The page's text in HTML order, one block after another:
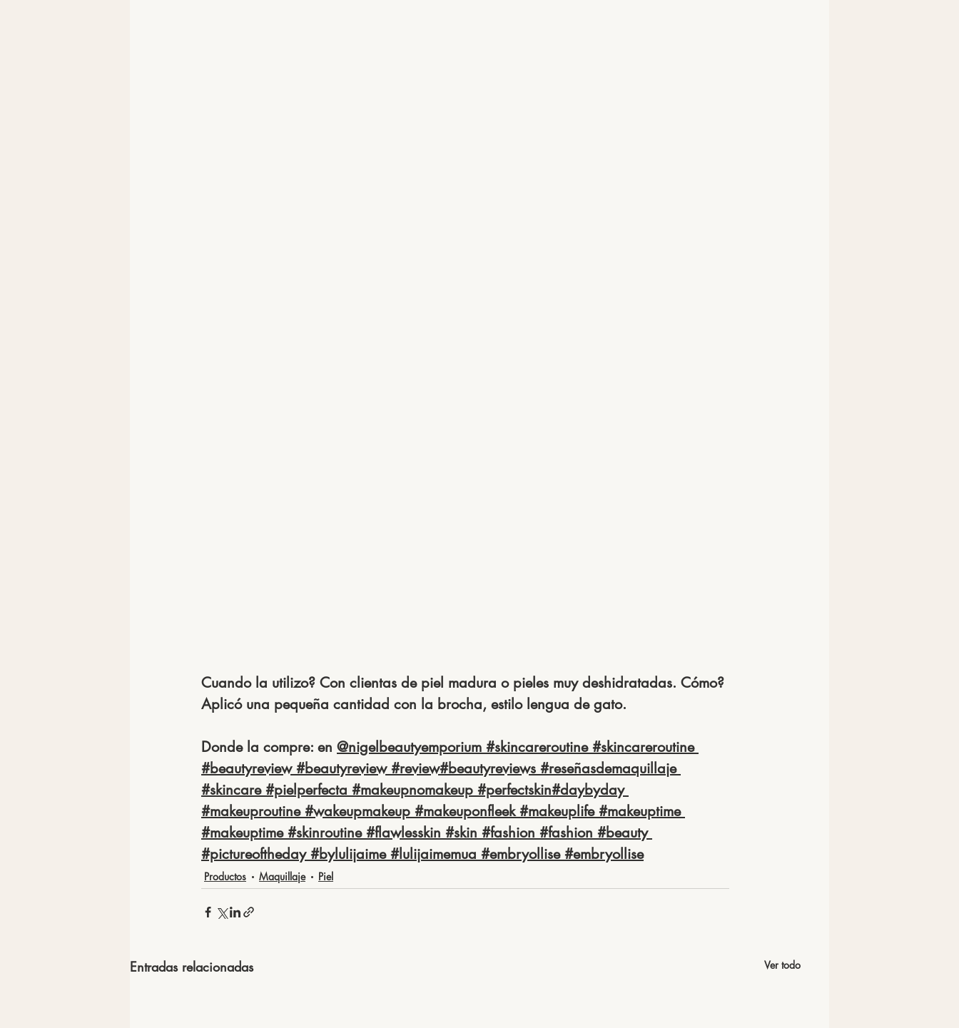
Cuando la utilizo? Con clientas de piel madura o pieles muy deshidratadas. Cómo?
Aplicó una pequeña cantidad con la brocha, estilo lengua de gato.
Donde la compre: en @nigelbeautyemporium #skincareroutine #skincareroutine
#beautyreview #beautyreview #review#beautyreviews #reseñasdemaquillaje
#skincare #pielperfecta #makeupnomakeup #perfectskin#daybyday
#makeuproutine #wakeupmakeup #makeuponfleek #makeuplife #makeuptime
#makeuptime #skinroutine #flawlesskin #skin #fashion #fashion #beauty
#pictureoftheday #bylulijaime #lulijaimemua #embryollise #embryollise
Productos Maquillaje Piel
Entradas relacionadas Ver todo